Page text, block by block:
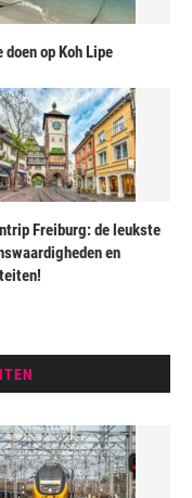
doen op Koh Lipe
Freiburg: de leukste
en